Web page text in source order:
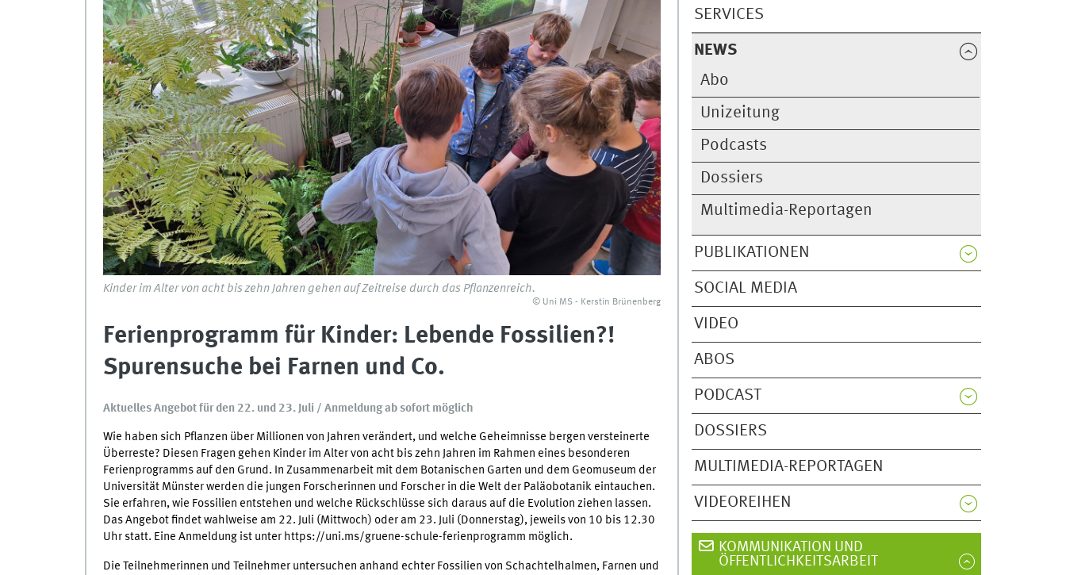
SERVICES
NEWS
Abo
Unizeitung
Podcasts
Dossiers
Multimedia-Reportagen
PUBLIKATIONEN
SOCIAL MEDIA
VIDEO
ABOS
PODCAST
DOSSIERS
MULTIMEDIA-REPORTAGEN
VIDEOREIHEN
Kinder im Alter von acht bis zehn Jahren gehen auf Zeitreise durch das Pflanzenreich.
© Uni MS - Kerstin Brünenberg
Ferienprogramm für Kinder: Lebende Fossilien?!
Spurensuche bei Farnen und Co.
Aktuelles Angebot für den 22. und 23. Juli / Anmeldung ab sofort möglich
Wie haben sich Pflanzen über Millionen von Jahren verändert, und welche Geheimnisse bergen versteinerte
Überreste? Diesen Fragen gehen Kinder im Alter von acht bis zehn Jahren im Rahmen eines besonderen
Ferienprogramms auf den Grund. In Zusammenarbeit mit dem Botanischen Garten und dem Geomuseum der
Universität Münster werden die jungen Forscherinnen und Forscher in die Welt der Paläobotanik eintauchen.
Sie erfahren, wie Fossilien entstehen und welche Rückschlüsse sich daraus auf die Evolution ziehen lassen.
Das Angebot findet wahlweise am 22. Juli (Mittwoch) oder am 23. Juli (Donnerstag), jeweils von 10 bis 12.30
Uhr statt. Eine Anmeldung ist unter https://uni.ms/gruene-schule-ferienprogramm möglich.
Die Teilnehmerinnen und Teilnehmer untersuchen anhand echter Fossilien von Schachtelhalmen, Farnen und
KOMMUNIKATION UND
ÖFFENTLICHKEITSARBEIT